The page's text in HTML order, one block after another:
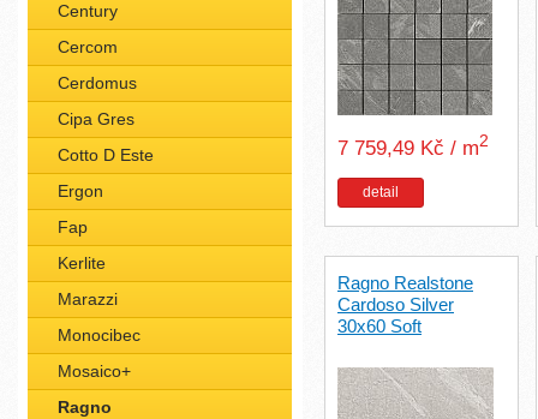
Century
Cercom
Cerdomus
Cipa Gres
Cotto D Este
Ergon
Fap
Kerlite
Marazzi
Monocibec
Mosaico+
Ragno
7 759,49 Kč / m2
detail
Ragno Realstone
Cardoso Silver
30x60 Soft